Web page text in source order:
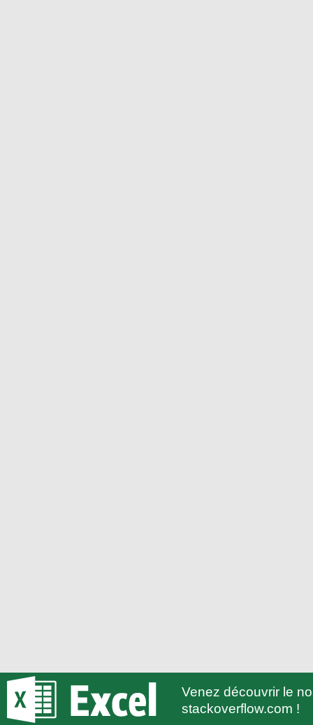
Venez découvrir le
stackoverflow.com !